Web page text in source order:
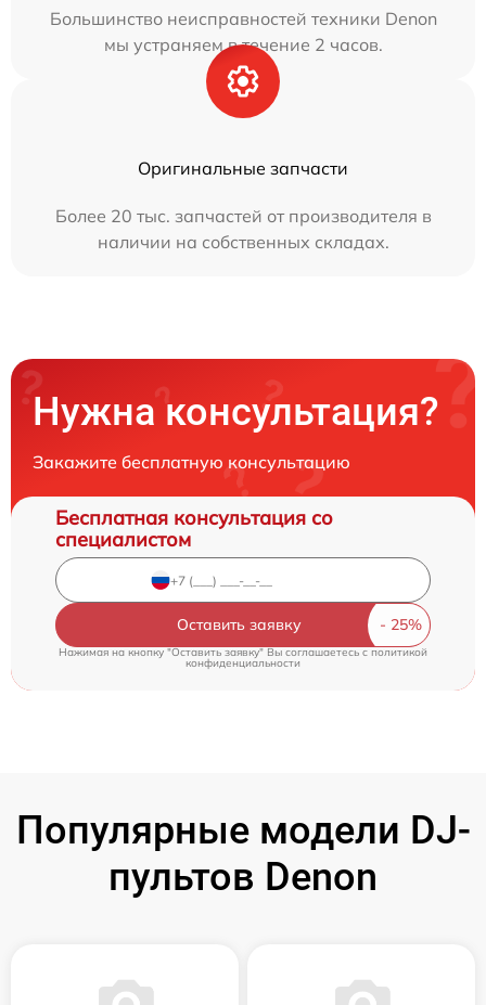
Большинство неисправностей техники Denon
мы устраняем в течение 2 часов.
Оригинальные запчасти
Более 20 тыс. запчастей от производителя в
наличии на собственных складах.
Нужна консультация?
Закажите бесплатную консультацию
Бесплатная консультация со
специалистом
Оставить заявку
Нажимая на кнопку "Оставить заявку" Вы соглашаетесь c политикой
конфиденциальности
Популярные модели DJ-
пультов Denon